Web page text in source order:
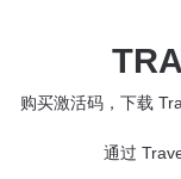
购买激活码，下载
通过